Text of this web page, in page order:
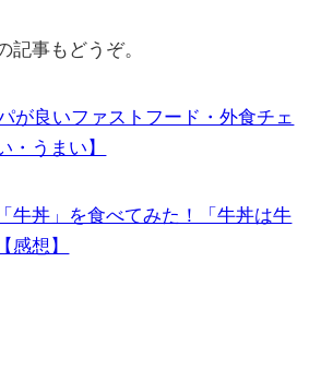
記事もどうぞ。
が良いファストフード・外食チェ
・うまい】
牛丼」を食べてみた！「牛丼は牛
感想】